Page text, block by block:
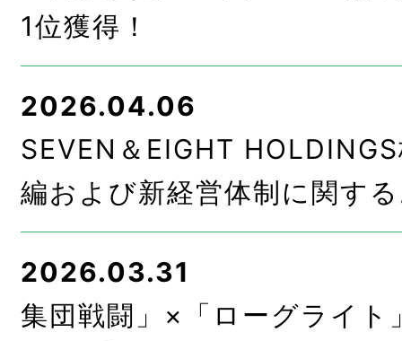
1位獲得！
2026.04.06
SEVEN＆EIGHT
編および新経営体制に関す
2026.03.31
集団戦闘」×「ローグライト